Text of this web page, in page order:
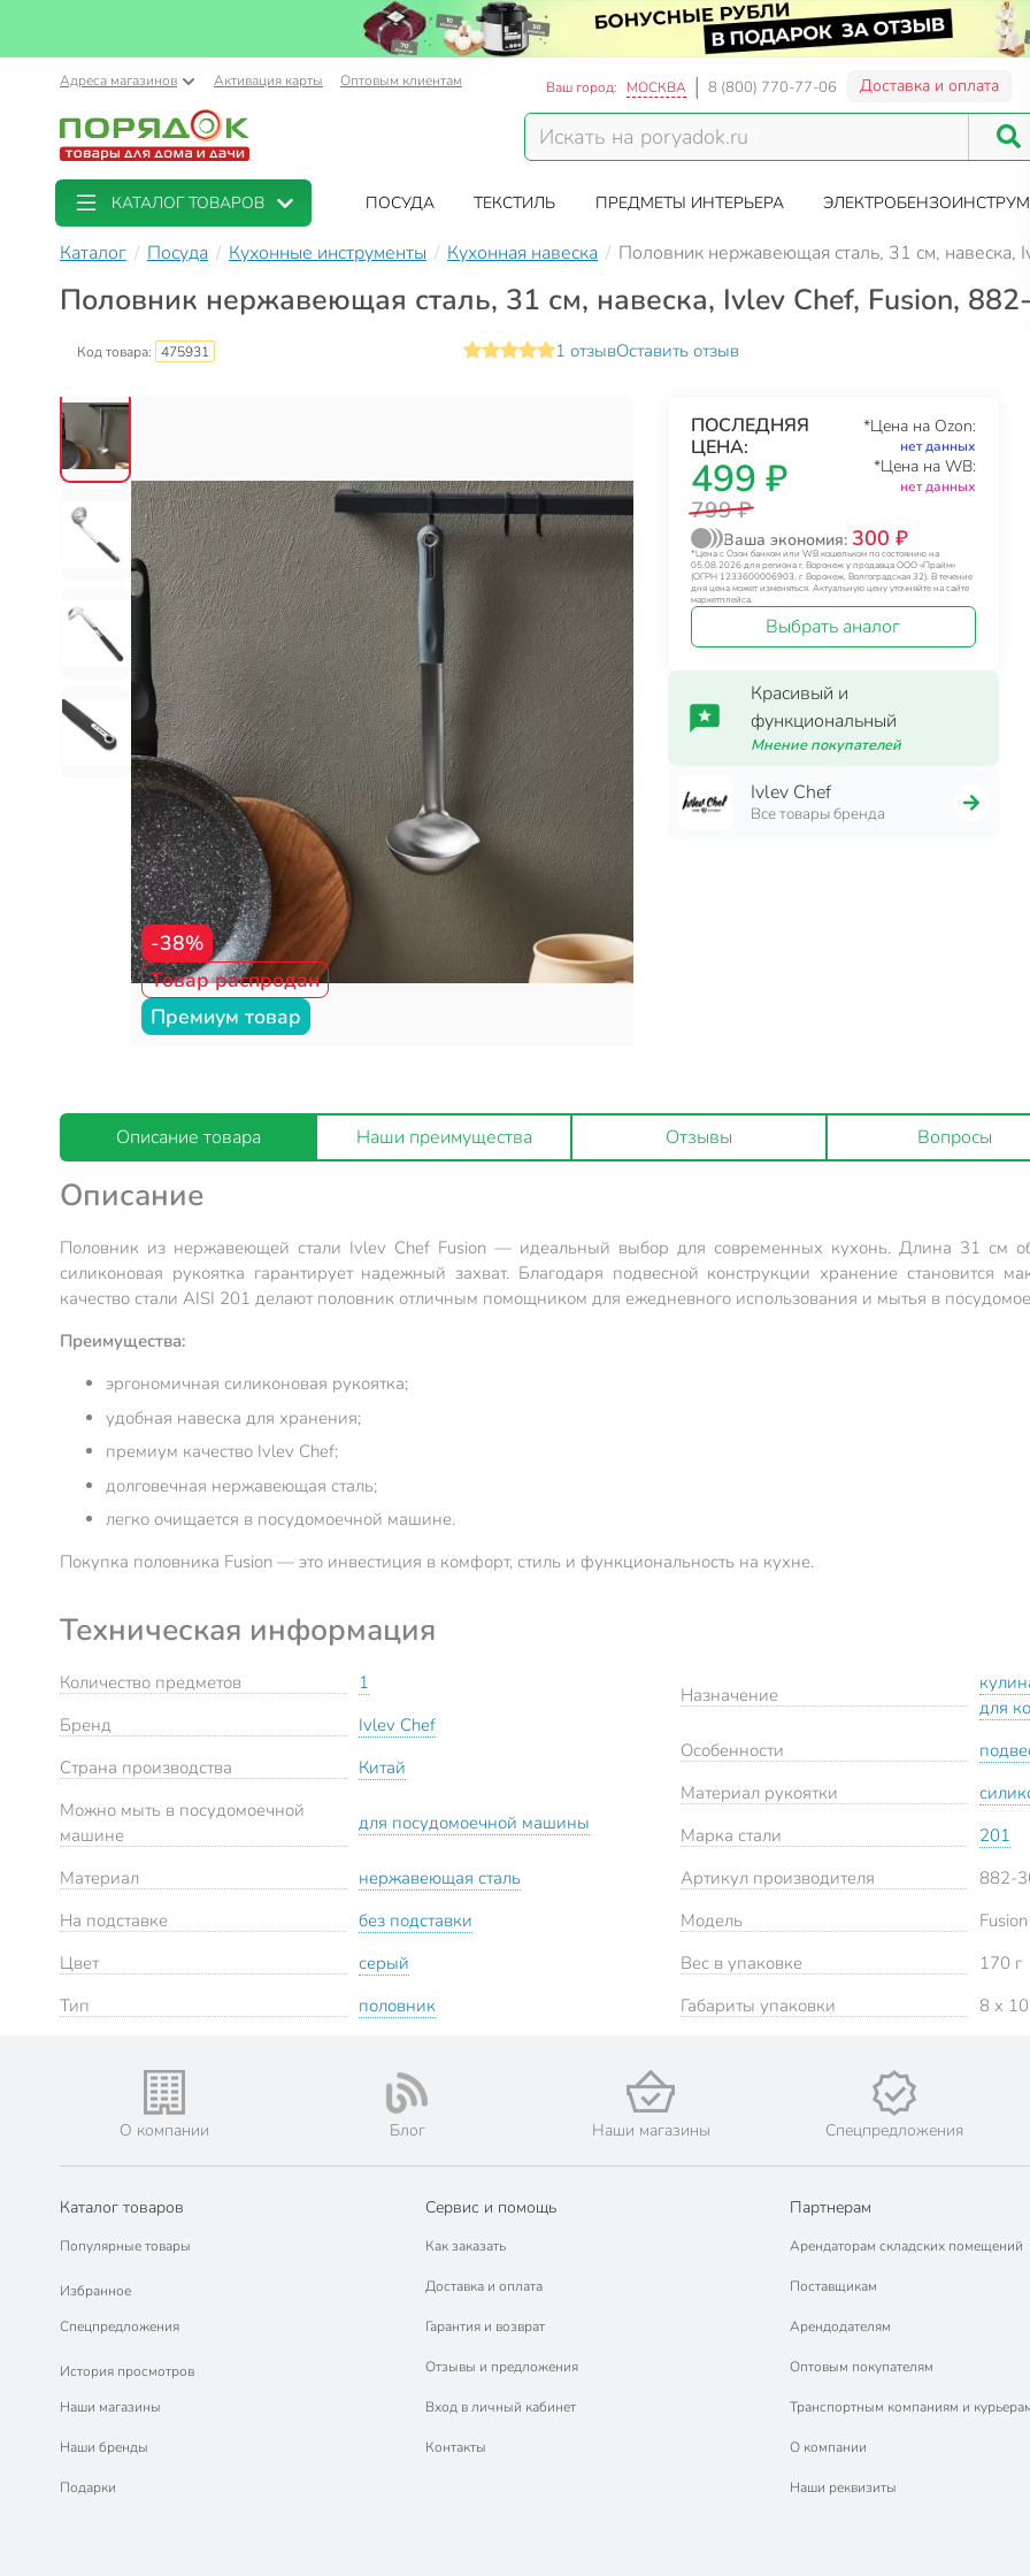
Адреса магазинов Активация карты Оптовым клиентам Ваш город: МОСКВА 8 (800) 770-77-06 Доставка и оплата
КАТАЛОГ ТОВАРОВ ПОСУДА ТЕКСТИЛЬ ПРЕДМЕТЫ ИНТЕРЬЕРА
Каталог Посуда Кухонные инструменты Кухонная навеска Половник нержавеющая сталь, 31 см, навеска,
Половник нержавеющая сталь, 31 см, навеска, Ivlev Chef, Fusion,
Код товара: 475931 1 отзывОставить отзыв
-38%
Товар распродан
Премиум товар
ПОСЛЕДНЯЯ
ЦЕНА:
499 ₽
799 ₽
*Цена на Ozon:
нет данных
*Цена на WB:
нет данных
Ваша экономия: 300 ₽
*Цена с Озон банком или WB кошельком по состоянию на
05.08.2026 для региона г. Воронеж у продавца ООО «Прайм»
(ОГРН 1233600006903, г. Воронеж, Волгоградская 32). В течение
дня цена может изменяться. Актуальную цену уточняйте на сайте
маркетплейса.
Выбрать аналог
Красивый и
функциональный
Мнение покупателей
Ivlev Chef
Все товары бренда
Описание товара Наши преимущества Отзывы Вопросы
Описание
Половник из нержавеющей стали Ivlev Chef Fusion — идеальный выбор для современных кухонь. Длина 31 см
силиконовая рукоятка гарантирует надежный захват. Благодаря подвесной конструкции хранение
качество стали AISI 201 делают половник отличным помощником для ежедневного использования и мытья в
Преимущества:
эргономичная силиконовая рукоятка;
удобная навеска для хранения;
премиум качество Ivlev Chef;
долговечная нержавеющая сталь;
легко очищается в посудомоечной машине.
Покупка половника Fusion — это инвестиция в комфорт, стиль и функциональность на кухне.
Техническая информация
Количество предметов
1
Бренд
Ivlev Chef
Страна производства
Китай
Можно мыть в посудомоечной
машине
для посудомоечной машины
Материал
нержавеющая сталь
На подставке
без подставки
Цвет
серый
Тип
половник
Назначение
для
Особенности
Материал рукоятки
Марка стали
201
Артикул производителя
882-
Модель
Fusion
Вес в упаковке
170 г
Габариты упаковки
8 x
О компании Блог Наши магазины Спецпредложения
Каталог товаров
Популярные товары
Избранное
Спецпредложения
История просмотров
Наши магазины
Наши бренды
Подарки
Сервис и помощь
Как заказать
Доставка и оплата
Гарантия и возврат
Отзывы и предложения
Вход в личный кабинет
Контакты
Партнерам
Арендаторам складских помещений
Поставщикам
Арендодателям
Оптовым покупателям
Транспортным компаниям и
О компании
Наши реквизиты